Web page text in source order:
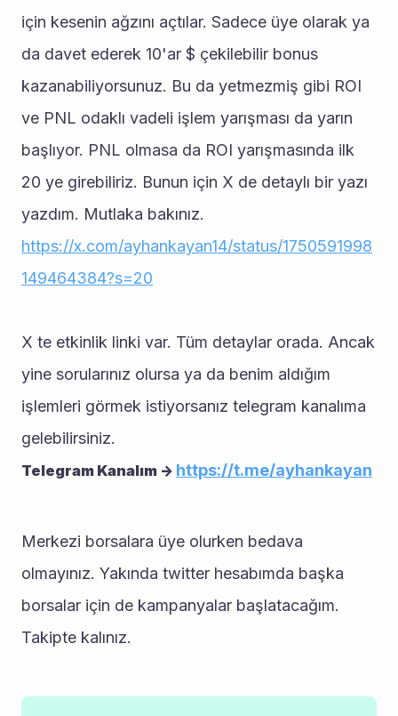
için kesenin ağzını açtılar. Sadece üye olarak ya
da davet ederek 10'ar $ çekilebilir bonus
kazanabiliyorsunuz. Bu da yetmezmiş gibi ROI
ve PNL odaklı vadeli işlem yarışması da yarın
başlıyor. PNL olmasa da ROI yarışmasında ilk
20 ye girebiliriz. Bunun için X de detaylı bir yazı
yazdım. Mutlaka bakınız.
https://x.com/ayhankayan14/status/1750591998
149464384?s=20
X te etkinlik linki var. Tüm detaylar orada. Ancak
yine sorularınız olursa ya da benim aldığım
işlemleri görmek istiyorsanız telegram kanalıma
gelebilirsiniz.
Telegram Kanalım -> https://t.me/ayhankayan
Merkezi borsalara üye olurken bedava
olmayınız. Yakında twitter hesabımda başka
borsalar için de kampanyalar başlatacağım.
Takipte kalınız.